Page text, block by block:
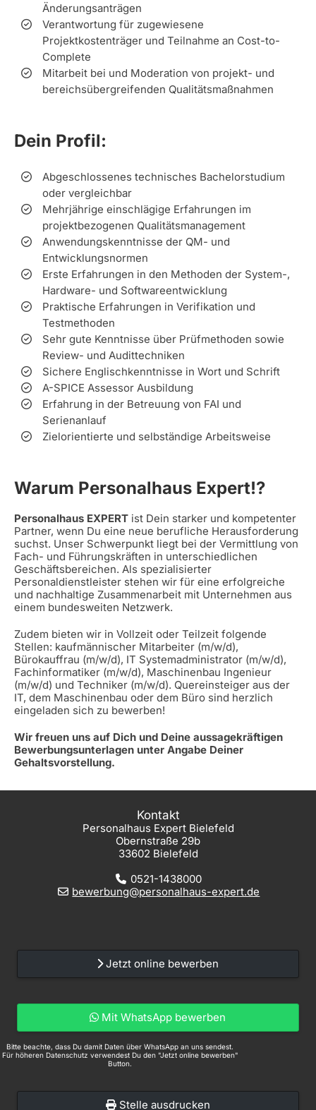
Änderungsanträgen
Verantwortung für zugewiesene
Projektkostenträger und Teilnahme an Cost-to-
Complete
Mitarbeit bei und Moderation von projekt- und
bereichsübergreifenden Qualitätsmaßnahmen
Dein Profil:
Abgeschlossenes technisches Bachelorstudium
oder vergleichbar
Mehrjährige einschlägige Erfahrungen im
projektbezogenen Qualitätsmanagement
Anwendungskenntnisse der QM- und
Entwicklungsnormen
Erste Erfahrungen in den Methoden der System-,
Hardware- und Softwareentwicklung
Praktische Erfahrungen in Verifikation und
Testmethoden
Sehr gute Kenntnisse über Prüfmethoden sowie
Review- und Audittechniken
Sichere Englischkenntnisse in Wort und Schrift
A-SPICE Assessor Ausbildung
Erfahrung in der Betreuung von FAI und
Serienanlauf
Zielorientierte und selbständige Arbeitsweise
Warum Personalhaus Expert!?
Personalhaus EXPERT ist Dein starker und kompetenter
Partner, wenn Du eine neue berufliche Herausforderung
suchst. Unser Schwerpunkt liegt bei der Vermittlung von
Fach- und Führungskräften in unterschiedlichen
Geschäftsbereichen. Als spezialisierter
Personaldienstleister stehen wir für eine erfolgreiche
und nachhaltige Zusammenarbeit mit Unternehmen aus
einem bundesweiten Netzwerk.
Zudem bieten wir in Vollzeit oder Teilzeit folgende
Stellen: kaufmännischer Mitarbeiter (m/w/d),
Bürokauffrau (m/w/d), IT Systemadministrator (m/w/d),
Fachinformatiker (m/w/d), Maschinenbau Ingenieur
(m/w/d) und Techniker (m/w/d). Quereinsteiger aus der
IT, dem Maschinenbau oder dem Büro sind herzlich
eingeladen sich zu bewerben!
Wir freuen uns auf Dich und Deine aussagekräftigen
Bewerbungsunterlagen unter Angabe Deiner
Gehaltsvorstellung.
Kontakt
Personalhaus Expert Bielefeld
Obernstraße 29b
33602 Bielefeld
0521-1438000
bewerbung@personalhaus-expert.de
Jetzt online bewerben
Mit WhatsApp bewerben
Bitte beachte, dass Du damit Daten über WhatsApp an uns sendest.
Für höheren Datenschutz verwendest Du den "Jetzt online bewerben"
Button.
Stelle ausdrucken